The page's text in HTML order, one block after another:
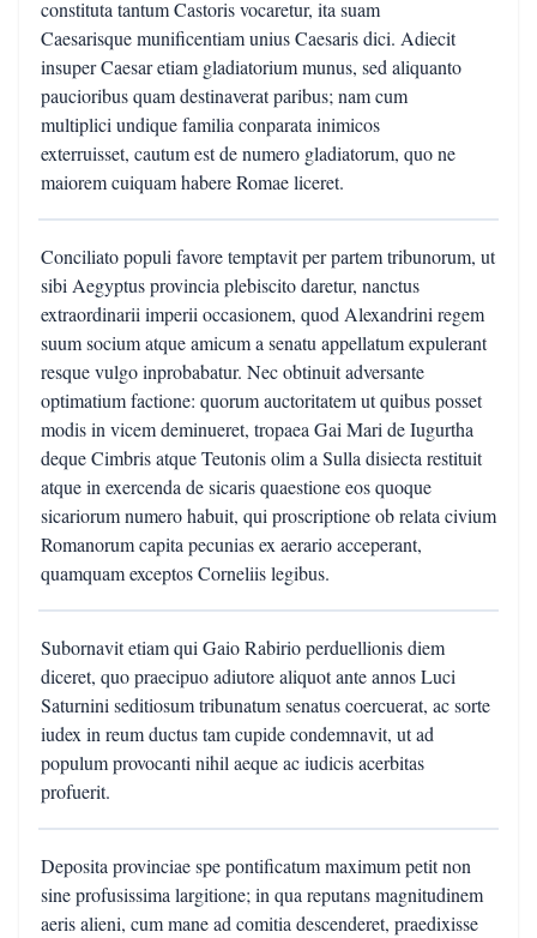
constituta tantum Castoris vocaretur, ita suam
Caesarisque munificentiam unius Caesaris dici. Adiecit
insuper Caesar etiam gladiatorium munus, sed aliquanto
paucioribus quam destinaverat paribus; nam cum
multiplici undique familia conparata inimicos
exterruisset, cautum est de numero gladiatorum, quo ne
maiorem cuiquam habere Romae liceret.
Conciliato populi favore temptavit per partem tribunorum, ut
sibi Aegyptus provincia plebiscito daretur, nanctus
extraordinarii imperii occasionem, quod Alexandrini regem
suum socium atque amicum a senatu appellatum expulerant
resque vulgo inprobabatur. Nec obtinuit adversante
optimatium factione: quorum auctoritatem ut quibus posset
modis in vicem deminueret, tropaea Gai Mari de Iugurtha
deque Cimbris atque Teutonis olim a Sulla disiecta restituit
atque in exercenda de sicaris quaestione eos quoque
sicariorum numero habuit, qui proscriptione ob relata civium
Romanorum capita pecunias ex aerario acceperant,
quamquam exceptos Corneliis legibus.
Subornavit etiam qui Gaio Rabirio perduellionis diem
diceret, quo praecipuo adiutore aliquot ante annos Luci
Saturnini seditiosum tribunatum senatus coercuerat, ac sorte
iudex in reum ductus tam cupide condemnavit, ut ad
populum provocanti nihil aeque ac iudicis acerbitas
profuerit.
Deposita provinciae spe pontificatum maximum petit non
sine profusissima largitione; in qua reputans magnitudinem
aeris alieni, cum mane ad comitia descenderet, praedixisse